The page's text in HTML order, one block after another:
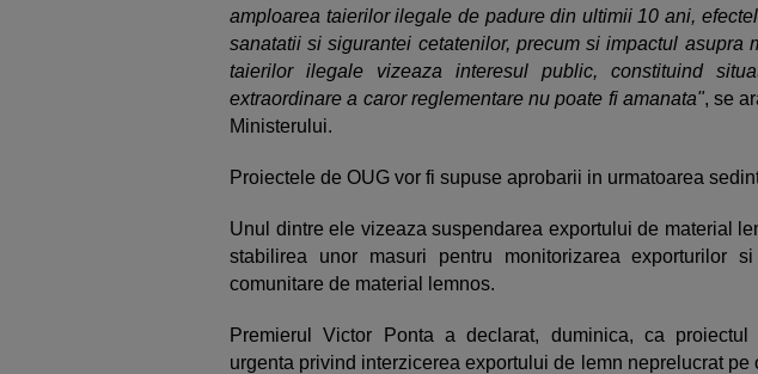
amploarea taierilor ilegale de padure din ultimii 10 ani,
sanatatii si sigurantei cetatenilor, precum si impactul asupra
taierilor ilegale vizeaza interesul public, constituind
extraordinare a caror reglementare nu poate fi amanata", se
Ministerului.
Proiectele de OUG vor fi supuse aprobarii in urmatoarea
Unul dintre ele vizeaza suspendarea exportului de material
stabilirea unor masuri pentru monitorizarea exporturilor
comunitare de material lemnos.
Premierul Victor Ponta a declarat, duminica, ca
urgenta privind interzicerea exportului de lemn neprelucrat pe